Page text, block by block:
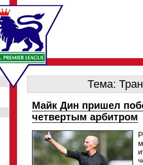
Тема:
Майк Дин пришел
четвертым арбитром